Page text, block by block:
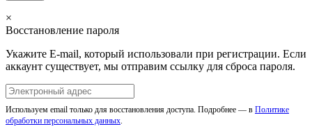
×
Восстановление пароля
Укажите E-mail, который использовали при регистрации. Если
аккаунт существует, мы отправим ссылку для сброса пароля.
Используем email только для восстановления доступа. Подробнее — в Политике
обработки персональных данных.